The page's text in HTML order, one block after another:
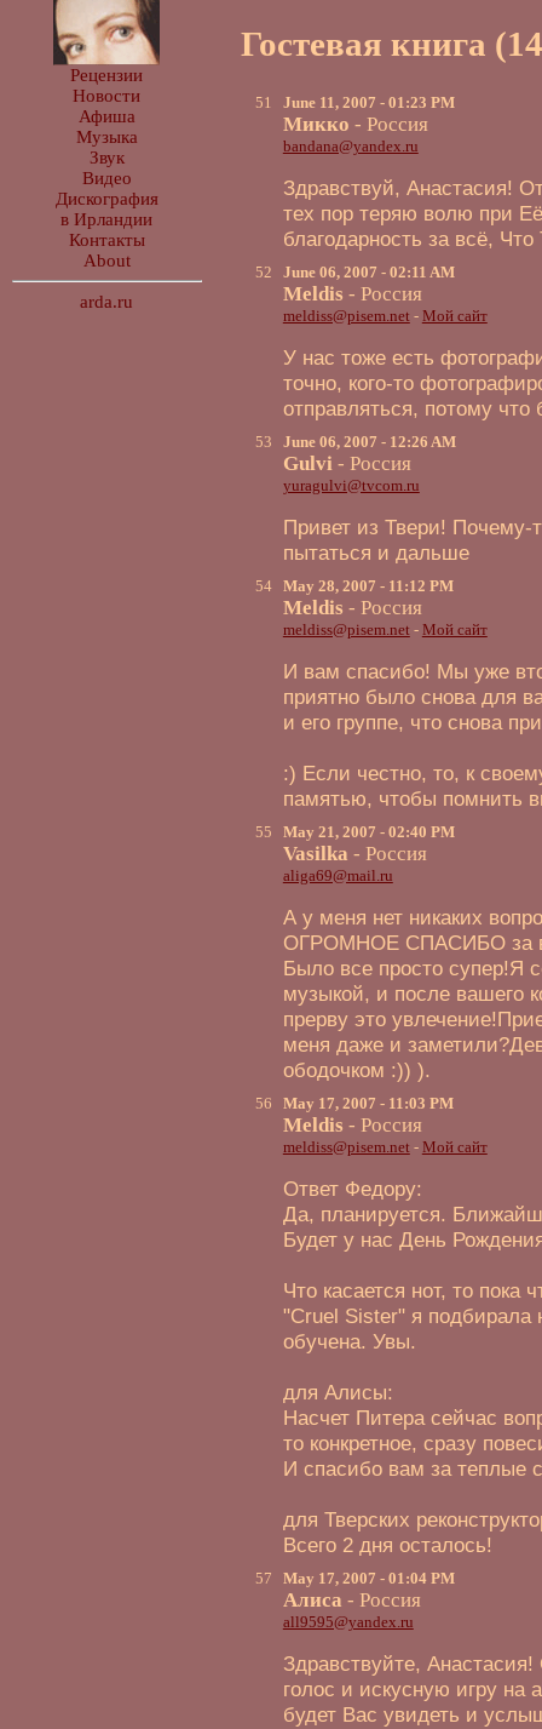
Рецензии
Новости
Афиша
Музыка
Звук
Видео
Дискография
в Ирландии
Контакты
About
arda.ru
Гостевая книга
51 June 11, 2007 - 01:23 PM
Микко - Россия
bandana@yandex.ru
Здравствуй, Анастасия!
тех пор теряю волю при
благодарность за всё,
52 June 06, 2007 - 02:11 AM
Meldis - Россия
meldiss@pisem.net- Мой сайт
У нас тоже есть
точно, кого-то
отправляться, потому
53 June 06, 2007 - 12:26 AM
Gulvi- Россия
yuragulvi@tvcom.ru
Привет из Твери! Почему-
пытаться и дальше
54 May 28, 2007 - 11:12 PM
Meldis - Россия
meldiss@pisem.net- Мой сайт
И вам спасибо! Мы уже
приятно было снова для
и его группе, что снова
:) Если честно, то, к
памятью, чтобы помнить
55 May 21, 2007 - 02:40 PM
Vasilka - Россия
aliga69@mail.ru
А у меня нет никаких
ОГРОМНОЕ СПАСИБО за
Было все просто супер!Я
музыкой, и после вашего
прерву это
меня даже и
ободочком :)) ).
56 May 17, 2007 - 11:03 PM
Meldis - Россия
meldiss@pisem.net- Мой сайт
Ответ Федору:
Да, планируется.
Будет у нас День
Что касается нот, то пока
"Cruel Sister" я подбирала
обучена. Увы.
для Алисы:
Насчет Питера сейчас
то конкретное, сразу
И спасибо вам за теплые
для Тверских
Всего 2 дня осталось!
57 May 17, 2007 - 01:04 PM
Алиса - Россия
all9595@yandex.ru
Здравствуйте,
голос и искусную игру на
будет Вас увидеть и